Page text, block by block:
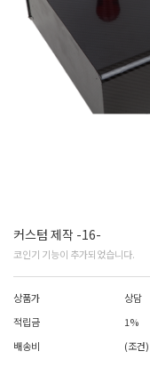
커스텀 제작 -16-
코인기 기능이 추가되었습니다.
상품가
상담
적립금
1%
배송비
(조건)